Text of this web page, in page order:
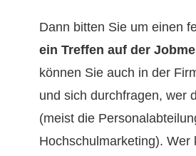
Dann bitten Sie um einen
ein Treffen auf der
können Sie auch in der
und sich durchfragen, wer
(meist die
Hochschulmarketing). Wer